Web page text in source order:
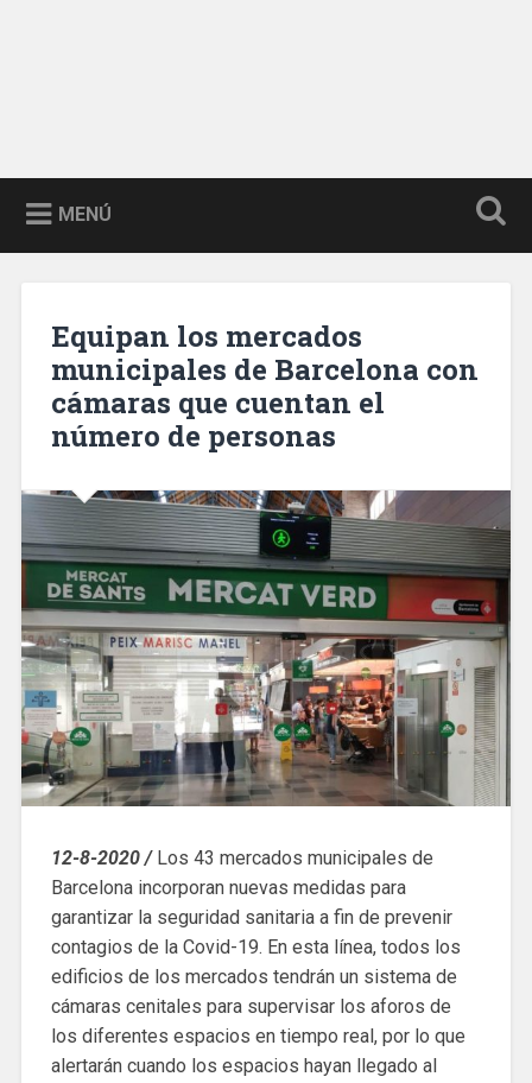
MENÚ
Equipan los mercados
municipales de Barcelona con
cámaras que cuentan el
número de personas
12-8-2020 /Los 43 mercados municipales de
Barcelona incorporan nuevas medidas para
garantizar la seguridad sanitaria a fin de prevenir
contagios de la Covid-19. En esta línea, todos los
edificios de los mercados tendrán un sistema de
cámaras cenitales para supervisar los aforos de
los diferentes espacios en tiempo real, por lo que
alertarán cuando los espacios hayan llegado al